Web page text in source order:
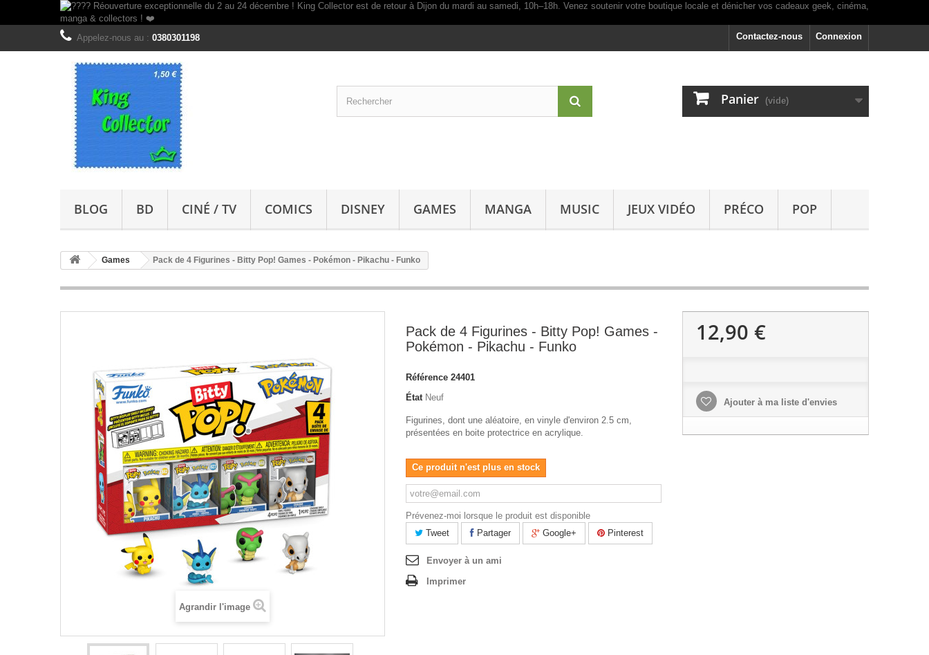
Connexion
Contactez-nous
Appelez-nous au : 0380301198
Panier (vide)
BLOG BD CINÉ / TV COMICS DISNEY GAMES MANGA MUSIC JEUX VIDÉO PRÉCO POP
Games Pack de 4 Figurines - Bitty Pop! Games - Pokémon - Pikachu - Funko
Agrandir l'image
Pack de 4 Figurines - Bitty Pop! Games -
Pokémon - Pikachu - Funko
Référence 24401
État Neuf
Figurines, dont une aléatoire, en vinyle d'environ 2.5 cm,
présentées en boite protectrice en acrylique.
Ce produit n'est plus en stock
Prévenez-moi lorsque le produit est disponible
Tweet
Partager Google+ Pinterest
Envoyer à un ami
Imprimer
12,90 €
Ajouter à ma liste d'envies